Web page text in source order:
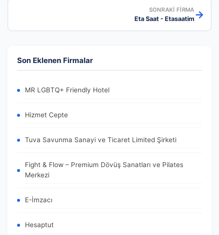
SONRAKI FIRMA
Eta Saat - Etasaatim →
Son Eklenen Firmalar
MR LGBTQ+ Friendly Hotel
Hizmet Cepte
Tuva Savunma Sanayi ve Ticaret Limited Şirketi
Fight & Flow – Premium Dövüş Sanatları ve Pilates
Merkezi
E-İmzacı
Hesaptut